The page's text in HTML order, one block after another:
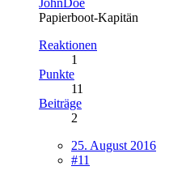
Papierboot-Kapitän
Reaktionen
1
Punkte
11
Beiträge
2
25. August 2016
#11